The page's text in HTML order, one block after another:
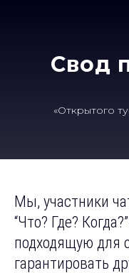
Свод
«Открытого
Мы, участники
“Что? Где?
подходящую для
гарантировать